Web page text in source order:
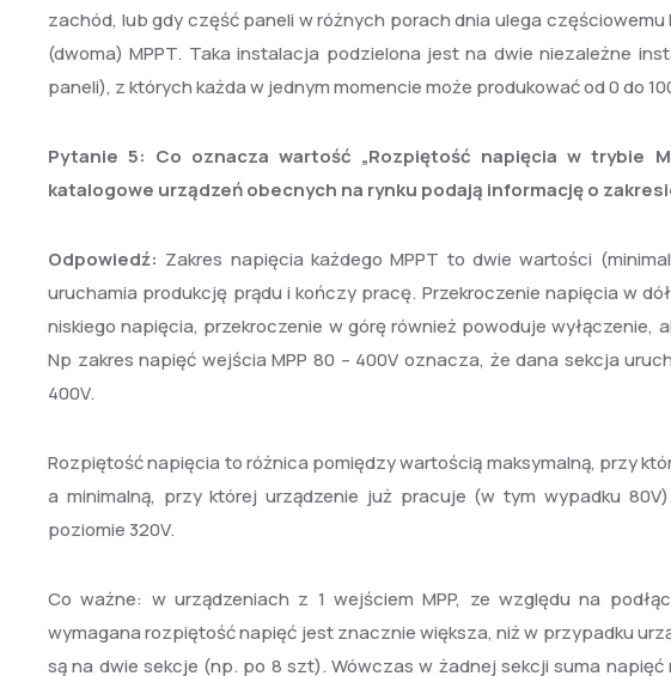
zachód, lub gdy część paneli w różnych porach dnia ulega
(dwoma) MPPT. Taka instalacja podzielona jest na dwie niezależne
paneli), z których każda w jednym momencie może produkować od 0 do
Pytanie 5: Co oznacza wartość „Rozpiętość napięcia w trybie
katalogowe urządzeń obecnych na rynku podają informację o
Odpowiedź: Zakres napięcia każdego MPPT to dwie wartości
uruchamia produkcję prądu i kończy pracę. Przekroczenie napięcia w
niskiego napięcia, przekroczenie w górę również powoduje
Np zakres napięć wejścia MPP 80 – 400V oznacza, że dana sekcja
400V.
Rozpiętość napięcia to różnica pomiędzy wartością maksymalną, przy
a minimalną, przy której urządzenie już pracuje (w tym wypadku
poziomie 320V.
Co ważne: w urządzeniach z 1 wejściem MPP, ze względu na
wymagana rozpiętość napięć jest znacznie większa, niż w przypadku
są na dwie sekcje (np. po 8 szt). Wówczas w żadnej sekcji suma